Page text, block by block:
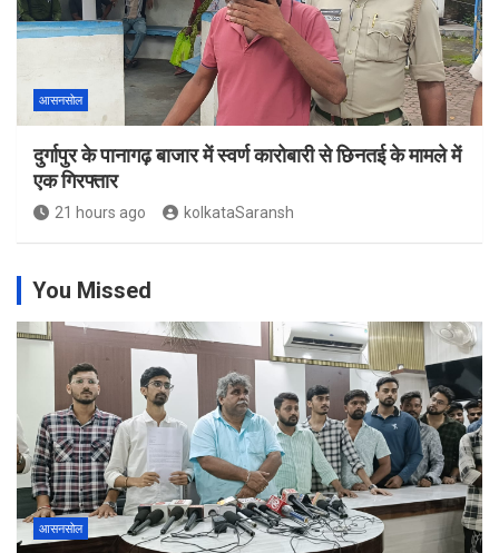
आसनसोल
दुर्गापुर के पानागढ़ बाजार में स्वर्ण कारोबारी से छिनतई के मामले में
एक गिरफ्तार
21 hours ago kolkataSaransh
You Missed
आसनसोल